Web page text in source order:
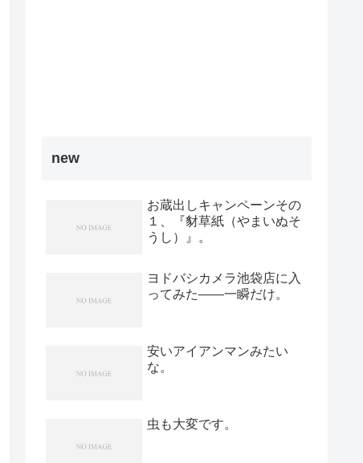
new
お蔵出しキャンペーンその
１、『豺草紙（やまいぬそ
うし）』。
ヨドバシカメラ池袋店に入
ってみた――一瞬だけ。
安いアイアンマンみたい
な。
虫も大変です。